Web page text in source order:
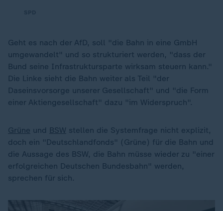
Geht es nach der AfD, soll "die Bahn in eine GmbH
umgewandelt" und so strukturiert werden, "dass der
Bund seine Infrastruktursparte wirksam steuern kann."
Die Linke sieht die Bahn weiter als Teil "der
Daseinsvorsorge unserer Gesellschaft" und "die Form
einer Aktiengesellschaft" dazu "im Widerspruch".
Grüne und BSW stellen die Systemfrage nicht explizit,
doch ein "Deutschlandfonds" (Grüne) für die Bahn und
die Aussage des BSW, die Bahn müsse wieder zu "einer
erfolgreichen Deutschen Bundesbahn" werden,
sprechen für sich.